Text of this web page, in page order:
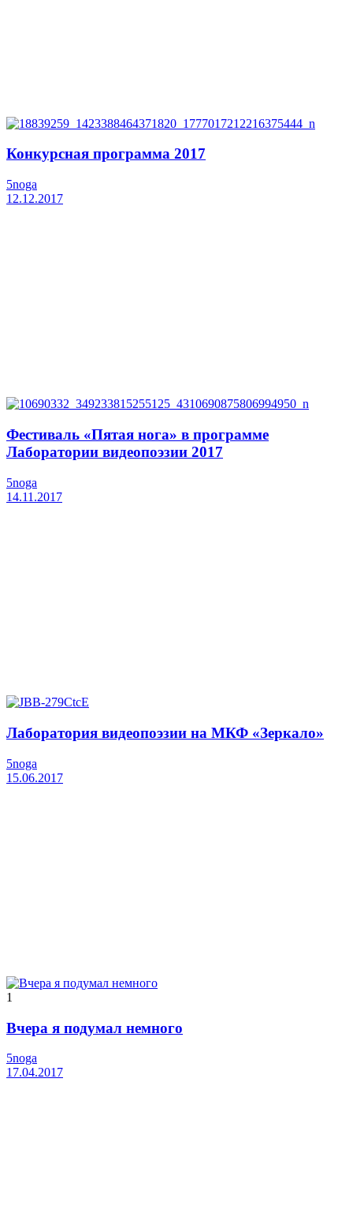
Конкурсная программа 2017
5noga
12.12.2017
Фестиваль «Пятая нога» в программе
Лаборатории видеопоэзии 2017
5noga
14.11.2017
Лаборатория видеопоэзии на МКФ «Зеркало»
5noga
15.06.2017
1
Вчера я подумал немного
5noga
17.04.2017